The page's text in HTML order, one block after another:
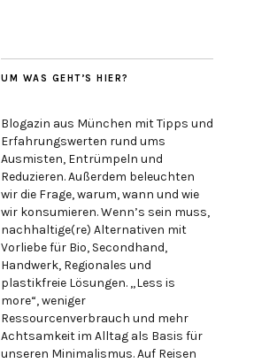
UM WAS GEHT’S HIER?
Blogazin aus München mit Tipps und
Erfahrungswerten rund ums
Ausmisten, Entrümpeln und
Reduzieren. Außerdem beleuchten
wir die Frage, warum, wann und wie
wir konsumieren. Wenn’s sein muss,
nachhaltige(re) Alternativen mit
Vorliebe für Bio, Secondhand,
Handwerk, Regionales und
plastikfreie Lösungen. „Less is
more“, weniger
Ressourcenverbrauch und mehr
Achtsamkeit im Alltag als Basis für
unseren Minimalismus. Auf Reisen